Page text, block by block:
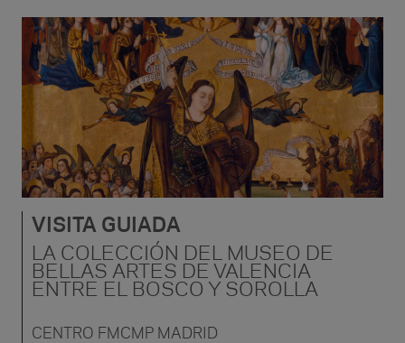
VISITA GUIADA
LA COLECCIÓN DEL MUSEO DE
BELLAS ARTES DE VALENCIA
ENTRE EL BOSCO Y SOROLLA
CENTRO FMCMP MADRID